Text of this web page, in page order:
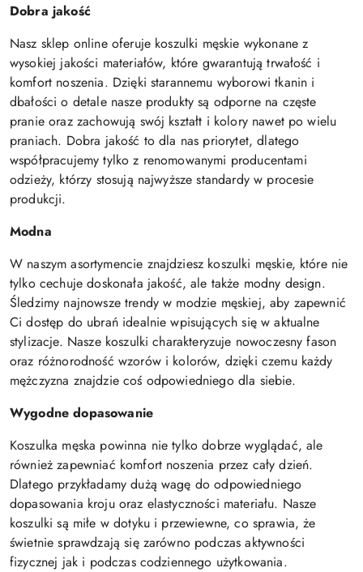
Dobra jakość
Nasz sklep online oferuje koszulki męskie wykonane z
wysokiej jakości materiałów, które gwarantują trwałość i
komfort noszenia. Dzięki starannemu wyborowi tkanin i
dbałości o detale nasze produkty są odporne na częste
pranie oraz zachowują swój kształt i kolory nawet po wielu
praniach. Dobra jakość to dla nas priorytet, dlatego
współpracujemy tylko z renomowanymi producentami
odzieży, którzy stosują najwyższe standardy w procesie
produkcji.
Modna
W naszym asortymencie znajdziesz koszulki męskie, które nie
tylko cechuje doskonała jakość, ale także modny design.
Śledzimy najnowsze trendy w modzie męskiej, aby zapewnić
Ci dostęp do ubrań idealnie wpisujących się w aktualne
stylizacje. Nasze koszulki charakteryzuje nowoczesny fason
oraz różnorodność wzorów i kolorów, dzięki czemu każdy
mężczyzna znajdzie coś odpowiedniego dla siebie.
Wygodne dopasowanie
Koszulka męska powinna nie tylko dobrze wyglądać, ale
również zapewniać komfort noszenia przez cały dzień.
Dlatego przykładamy dużą wagę do odpowiedniego
dopasowania kroju oraz elastyczności materiału. Nasze
koszulki są miłe w dotyku i przewiewne, co sprawia, że
świetnie sprawdzają się zarówno podczas aktywności
fizycznej jak i podczas codziennego użytkowania.